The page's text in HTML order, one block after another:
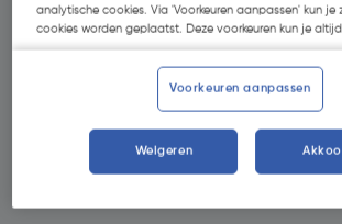
€ 1,50| Excl. btw € 1,24
analytische cookies. Via 'Voorkeuren aanpassen' kun je
cookies worden geplaatst. Deze voorkeuren kun je
Voorkeuren aanpassen
Weigeren